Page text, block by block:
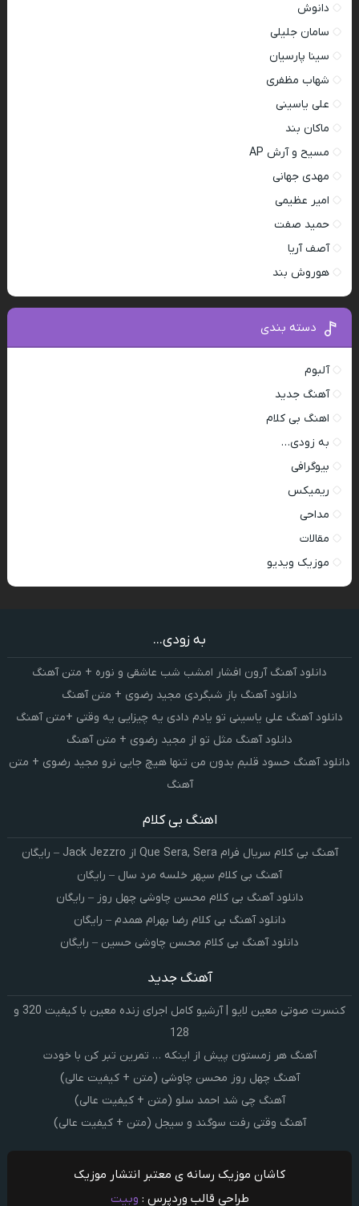
دانوش
سامان جلیلی
سینا پارسیان
شهاب مظفری
علی یاسینی
ماکان بند
مسیح و آرش AP
مهدی جهانی
امیر عظیمی
حمید صفت
آصف آریا
هوروش بند
دسته بندی
آلبوم
آهنگ جدید
اهنگ بی کلام
به زودی…
بیوگرافی
ریمیکس
مداحی
مقالات
موزیک ویدیو
به زودی...
دانلود آهنگ آرون افشار امشب شب عاشقی و نوره + متن آهنگ
دانلود آهنگ باز شبگردی مجید رضوی + متن آهنگ
دانلود آهنگ علی یاسینی تو یادم دادی یه چیزایی یه وقتی +متن آهنگ
دانلود آهنگ مثل تو از مجید رضوی + متن آهنگ
دانلود آهنگ حسود قلبم بدون من تنها هیچ جایی نرو مجید رضوی + متن
آهنگ
اهنگ بی کلام
آهنگ بی کلام سریال فرام Que Sera, Sera از Jack Jezzro – رایگان
آهنگ بی کلام سپهر خلسه مرد سال – رایگان
دانلود آهنگ بی کلام محسن چاوشی چهل روز – رایگان
دانلود آهنگ بی کلام رضا بهرام همدم – رایگان
دانلود آهنگ بی کلام محسن چاوشی حسین – رایگان
آهنگ جدید
کنسرت صوتی معین لایو | آرشیو کامل اجرای زنده معین با کیفیت 320 و
128
آهنگ هر زمستون پیش از اینکه … تمرین تبر کن با خودت
آهنگ چهل روز محسن چاوشی (متن + کیفیت عالی)
آهنگ چی شد احمد سلو (متن + کیفیت عالی)
آهنگ وقتی رفت سوگند و سیجل (متن + کیفیت عالی)
کاشان موزیک رسانه ی معتبر انتشار موزیک
طراحی قالب وردپرس : وبیت